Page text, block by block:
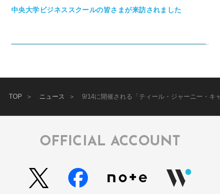
中央大学ビジネススクールの皆さまが来訪されました
TOP ニュース 9/14に開催される「ティール・ジャーニー・キ
OFFICIAL ACCOUNT